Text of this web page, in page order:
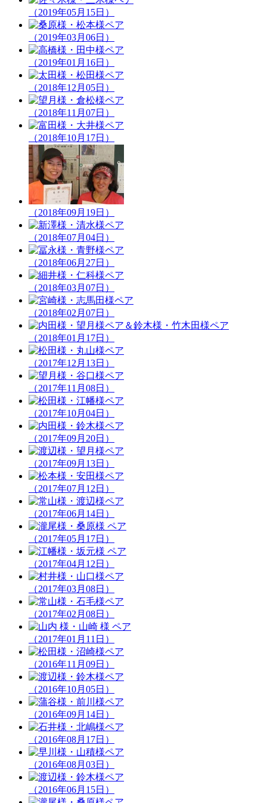
（2019年05月15日）
（2019年03月06日）
（2019年01月16日）
（2018年12月05日）
（2018年11月07日）
（2018年10月17日）
（2018年09月19日）
（2018年07月04日）
（2018年06月27日）
（2018年03月07日）
（2018年02月07日）
（2018年01月17日）
（2017年12月13日）
（2017年11月08日）
（2017年10月04日）
（2017年09月20日）
（2017年09月13日）
（2017年07月12日）
（2017年06月14日）
（2017年05月17日）
（2017年04月12日）
（2017年03月08日）
（2017年02月08日）
（2017年01月11日）
（2016年11月09日）
（2016年10月05日）
（2016年09月14日）
（2016年08月17日）
（2016年08月03日）
（2016年06月15日）